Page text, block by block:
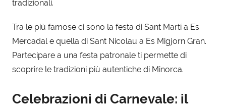
tradizionali.
Tra le più famose ci sono la festa di Sant Martí a Es
Mercadal e quella di Sant Nicolau a Es Migjorn Gran.
Partecipare a una festa patronale ti permette di
scoprire le tradizioni più autentiche di Minorca.
Celebrazioni di Carnevale: il